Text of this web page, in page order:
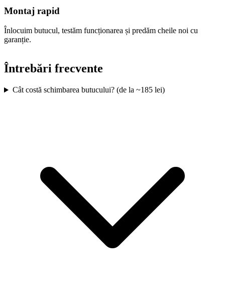
Montaj rapid
Înlocuim butucul, testăm funcționarea și predăm cheile noi cu
garanție.
Întrebări frecvente
Cât costă schimbarea butucului? (de la ~185 lei)